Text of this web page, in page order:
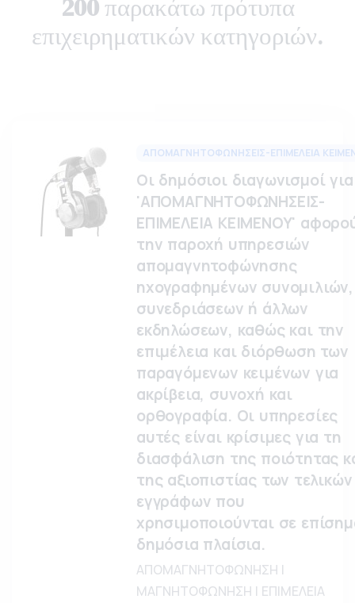
200παρακάτω πρότυπα
επιχειρηματικών κατηγοριών.
ΑΠΟΜΑΓΝΗΤΟΦΩΝΗΣΕΙΣ-ΕΠΙΜΕΛΕΙΑ
Οι δημόσιοι διαγωνισμοί για
'ΑΠΟΜΑΓΝΗΤΟΦΩΝΗΣΕΙΣ-
ΕΠΙΜΕΛΕΙΑ ΚΕΙΜΕΝΟΥ'
την παροχή υπηρεσιών
απομαγνητοφώνησης
ηχογραφημένων συνομιλιών,
συνεδριάσεων ή άλλων
εκδηλώσεων, καθώς και την
επιμέλεια και διόρθωση των
παραγόμενων κειμένων για
ακρίβεια, συνοχή και
ορθογραφία. Οι υπηρεσίες
αυτές είναι κρίσιμες για τη
διασφάλιση της ποιότητας
της αξιοπιστίας των τελικών
εγγράφων που
χρησιμοποιούνται σε
δημόσια πλαίσια.
ΑΠΟΜΑΓΝΗΤΟΦΩΝΗΣΗ |
ΜΑΓΝΗΤΟΦΩΝΗΣΗ | ΕΠΙΜΕΛΕΙΑ